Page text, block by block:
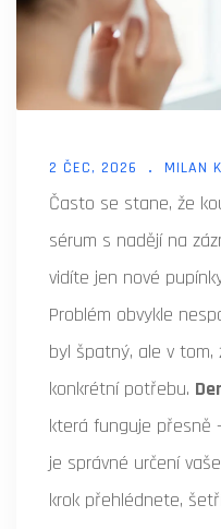
2 ČEC, 2026 MILAN
Často se stane, že
sérum s nadějí na
vidíte jen nové
Problém obvykle
byl špatný, ale v tom,
konkrétní potřebu.
která funguje přesně
je správné určení
krok přehlédnete,